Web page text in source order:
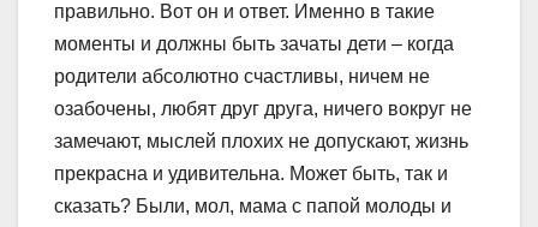
правильно. Вот он и ответ. Именно в такие
моменты и должны быть зачаты дети – когда
родители абсолютно счастливы, ничем не
озабочены, любят друг друга, ничего вокруг не
замечают, мыслей плохих не допускают, жизнь
прекрасна и удивительна. Может быть, так и
сказать? Были, мол, мама с папой молоды и